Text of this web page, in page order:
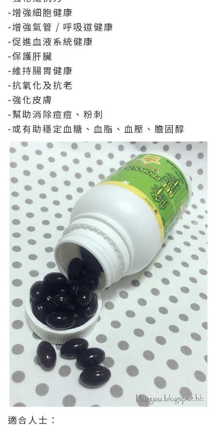
-增強細胞健康
-增強氣管 / 呼吸道健康
-促進血液系統健康
-保護肝臟
-維持腸胃健康
-抗氧化及抗老
-強化皮膚
-幫助消除痘痘、粉刺
-或有助穩定血糖、血脂、血壓、膽固醇
適合人士：